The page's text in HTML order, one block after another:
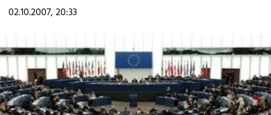
02.10.2007, 20:33